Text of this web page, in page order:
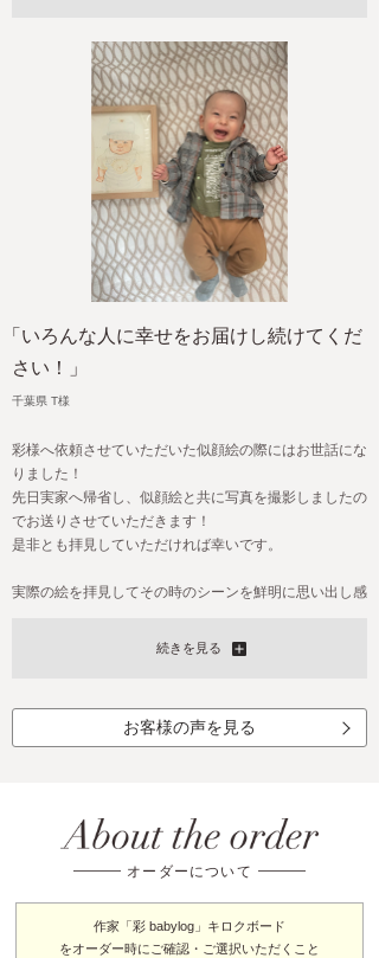
先日無事に一歳を迎える事ができました。
この絵は息子が大きくなっても、家宝です。
大切な瞬間を素敵に描いてくださり感謝しています。
ありがとうございました！
2023-01-16(Mon)
「いろんな人に幸せをお届けし続けてくだ
さい！」
千葉県 T様
彩様へ依頼させていただいた似顔絵の際にはお世話にな
りました！
先日実家へ帰省し、似顔絵と共に写真を撮影しましたの
でお送りさせていただきます！
是非とも拝見していただければ幸いです。
実際の絵を拝見してその時のシーンを鮮明に思い出し感
これからも私共への似顔絵のようにぜひいろんな人に幸
本当にありがとうございました！
また機会がありましたらよろしくお願い致します。
続きを見る
お客様の声を見る
オーダーについて
作家「彩 babylog」キロクボード
をオーダー時にご確認・ご選択いただくこと